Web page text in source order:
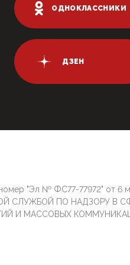
ОДНОКЛАССНИКИ
ДЗЕН
"Эл № ФС77-77972" от 6
СЛУЖБОЙ ПО НАДЗОРУ В
И МАССОВЫХ